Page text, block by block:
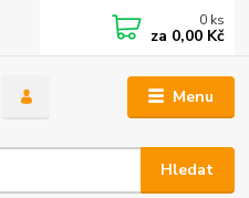
Menu
Hledat
0 ks
za 0,00 Kč